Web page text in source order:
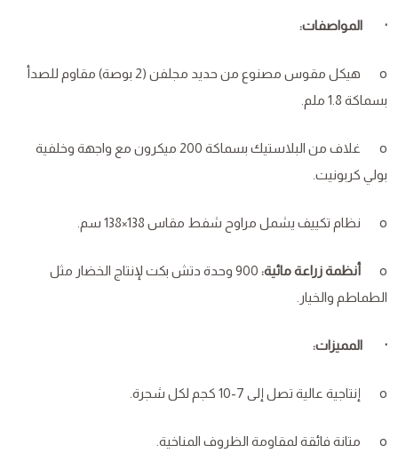
· المواصفات:
o هيكل مقوس مصنوع من حديد مجلفن (2 بوصة) مقاوم للصدأ
بسماكة 1.8 ملم.
o غلاف من البلاستيك بسماكة 200 ميكرون مع واجهة وخلفية
بولي كربونيت.
o نظام تكييف يشمل مراوح شفط مقاس 138×138 سم.
o أنظمة زراعة مائية:
900 وحدة دتش بكت لإنتاج الخضار مثل
الطماطم والخيار.
· المميزات:
o إنتاجية عالية تصل إلى 7-10 كجم لكل شجرة.
o متانة فائقة لمقاومة الظروف المناخية.